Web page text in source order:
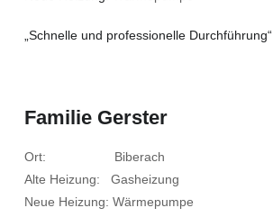
„Schnelle und professionelle Durchführung“
Familie Gerster
Ort: Biberach
Alte Heizung: Gasheizung
Neue Heizung: Wärmepumpe